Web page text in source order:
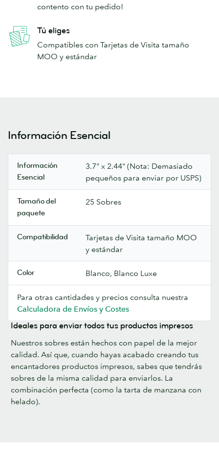
contento con tu pedido!
Tú eliges
Compatibles con Tarjetas de Visita tamaño
MOO y estándar
Información Esencial
Información
Esencial
3.7" x 2.44" (Nota: Demasiado
pequeños para enviar por USPS)
Tamaño del
paquete
25 Sobres
Compatibilidad
Tarjetas de Visita tamaño MOO
y estándar
Color Blanco, Blanco Luxe
Para otras cantidades y precios consulta nuestra
Calculadora de Envíos y Costes
Ideales para enviar todos tus productos impresos
Nuestros sobres están hechos con papel de la mejor
calidad. Así que, cuando hayas acabado creando tus
encantadores productos impresos, sabes que tendrás
sobres de la misma calidad para enviarlos. La
combinación perfecta (como la tarta de manzana con
helado).